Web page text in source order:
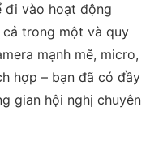
đi vào hoạt động
trong một và quy
mạnh mẽ, micro,
hợp – bạn đã có đầy
gian hội nghị chuyên